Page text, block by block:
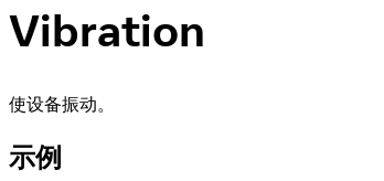
Vibration
使设备振动。
示例